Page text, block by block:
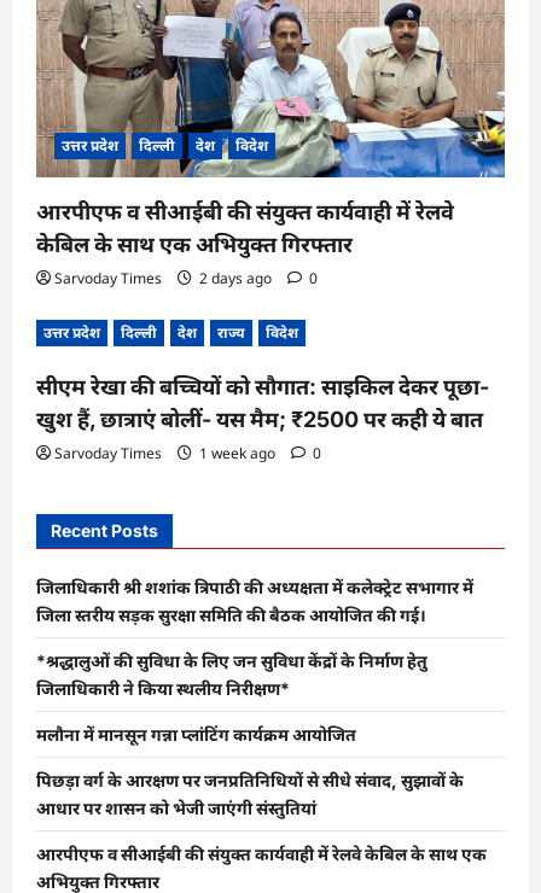
उत्तर प्रदेश दिल्ली देश विदेश
आरपीएफ व सीआईबी की संयुक्त कार्यवाही में रेलवे
केबिल के साथ एक अभियुक्त गिरफ्तार
Sarvoday Times 2 days ago 0
उत्तर प्रदेश दिल्ली देश राज्य विदेश
सीएम रेखा की बच्चियों को सौगात: साइकिल देकर पूछा-
खुश हैं, छात्राएं बोलीं- यस मैम; ₹2500 पर कही ये बात
Sarvoday Times 1 week ago 0
Recent Posts
जिलाधिकारी श्री शशांक त्रिपाठी की अध्यक्षता में कलेक्ट्रेट सभागार में
जिला स्तरीय सड़क सुरक्षा समिति की बैठक आयोजित की गई।
*श्रद्धालुओं की सुविधा के लिए जन सुविधा केंद्रों के निर्माण हेतु
जिलाधिकारी ने किया स्थलीय निरीक्षण*
मलौना में मानसून गन्ना प्लांटिंग कार्यक्रम आयोजित
पिछड़ा वर्ग के आरक्षण पर जनप्रतिनिधियों से सीधे संवाद, सुझावों के
आधार पर शासन को भेजी जाएंगी संस्तुतियां
आरपीएफ व सीआईबी की संयुक्त कार्यवाही में रेलवे केबिल के साथ एक
अभियुक्त गिरफ्तार